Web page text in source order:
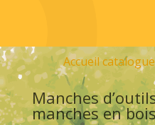
Accueil catalogue
Manches
manches en